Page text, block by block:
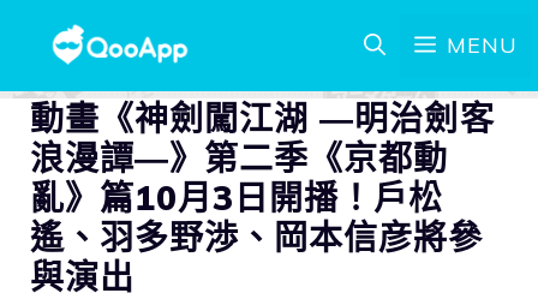
MENU
動畫《神劍闖江湖 ―明治劍客
浪漫譚―》第二季《京都動
亂》篇10月3日開播！戶松
遙、羽多野渉、岡本信彦將參
與演出